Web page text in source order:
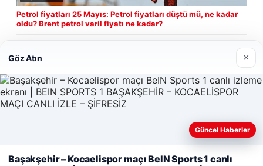
Petrol fiyatları 25 Mayıs: Petrol fiyatları düştü mü, ne kadar
oldu? Brent petrol varil fiyatı ne kadar?
Son Eklenen Firmalar
Hastaş Beton
26/05/2026
deneyiminizi kişiselleştirmek ve geliştirmek amacıyla çerezler
Göz Atın ×
Güncel Haberler
Başakşehir – Kocaelispor maçı BeIN Sports 1 canlı